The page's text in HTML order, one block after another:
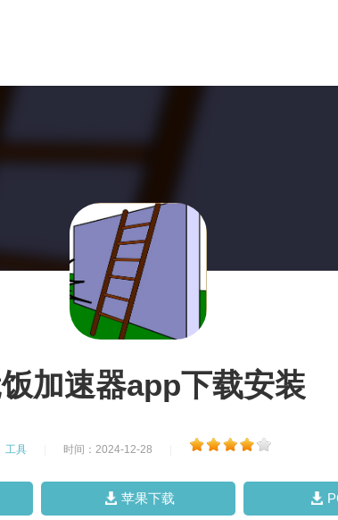
加速器app下载安装
工具 时间：2024-12-28
苹果下载